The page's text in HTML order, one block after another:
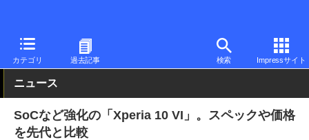
カテゴリ 過去記事 検索 Impressサイト
PC Watch パソコン/タブレット/スマートフォン スマートフォン
ニュース
SoCなど強化の「Xperia 10 VI」。スペックや価格
を先代と比較